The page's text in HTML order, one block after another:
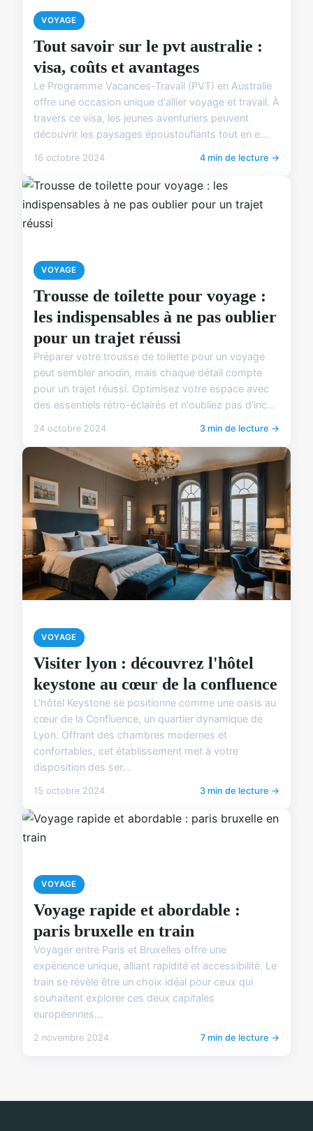
VOYAGE
Tout savoir sur le pvt australie :
visa, coûts et avantages
Le Programme Vacances-Travail (PVT) en Australie
offre une occasion unique d'allier voyage et travail. À
travers ce visa, les jeunes aventuriers peuvent
découvrir les paysages époustouflants tout en e...
16 octobre 2024 4 min de lecture →
VOYAGE
Trousse de toilette pour voyage :
les indispensables à ne pas oublier
pour un trajet réussi
Préparer votre trousse de toilette pour un voyage
peut sembler anodin, mais chaque détail compte
pour un trajet réussi. Optimisez votre espace avec
des essentiels rétro-éclairés et n'oubliez pas d'inc...
24 octobre 2024 3 min de lecture →
VOYAGE
Visiter lyon : découvrez l'hôtel
keystone au cœur de la confluence
L'hôtel Keystone se positionne comme une oasis au
cœur de la Confluence, un quartier dynamique de
Lyon. Offrant des chambres modernes et
confortables, cet établissement met à votre
disposition des ser...
15 octobre 2024 3 min de lecture →
VOYAGE
Voyage rapide et abordable :
paris bruxelle en train
Voyager entre Paris et Bruxelles offre une
expérience unique, alliant rapidité et accessibilité. Le
train se révèle être un choix idéal pour ceux qui
souhaitent explorer ces deux capitales
européennes...
2 novembre 2024 7 min de lecture →